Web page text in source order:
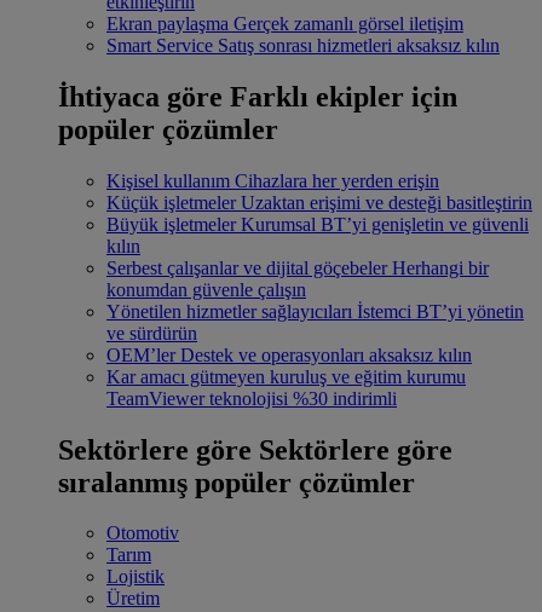
Ekran paylaşma Gerçek zamanlı görsel iletişim
Smart Service Satış sonrası hizmetleri aksaksız kılın
İhtiyaca göre Farklı ekipler için
popüler çözümler
Kişisel kullanım Cihazlara her yerden erişin
Küçük işletmeler Uzaktan erişimi ve desteği basitleştirin
Büyük işletmeler Kurumsal BT’yi genişletin ve güvenli
kılın
Serbest çalışanlar ve dijital göçebeler Herhangi bir
konumdan güvenle çalışın
Yönetilen hizmetler sağlayıcıları İstemci BT’yi yönetin
ve sürdürün
OEM’ler Destek ve operasyonları aksaksız kılın
Kar amacı gütmeyen kuruluş ve eğitim kurumu
TeamViewer teknolojisi %30 indirimli
Sektörlere göre Sektörlere göre
sıralanmış popüler çözümler
Otomotiv
Tarım
Lojistik
Üretim